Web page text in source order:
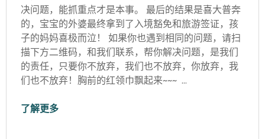
决问题，能抓重点才是本事。 最后的结果是喜大普奔
的，宝宝的外婆最终拿到了入境豁免和旅游签证，孩
子的妈妈喜极而泣！ 如果你也遇到相同的问题，请扫
描下方二维码，和我们联系，帮你解决问题，是我们
的责任，只要你不放弃，我们也不放弃，你放弃，我
们也不放弃！胸前的红领巾飘起来~~~ …
了解更多